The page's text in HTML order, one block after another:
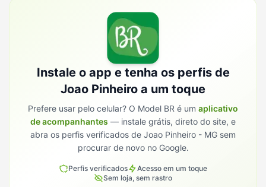
Instale o app e tenha os perfis de
Joao Pinheiro a um toque
Prefere usar pelo celular? O Model BR é um aplicativo
de acompanhantes — instale grátis, direto do site, e
abra os perfis verificados de Joao Pinheiro - MG sem
procurar de novo no Google.
Perfis verificados
Acesso em um toque
Sem loja, sem rastro